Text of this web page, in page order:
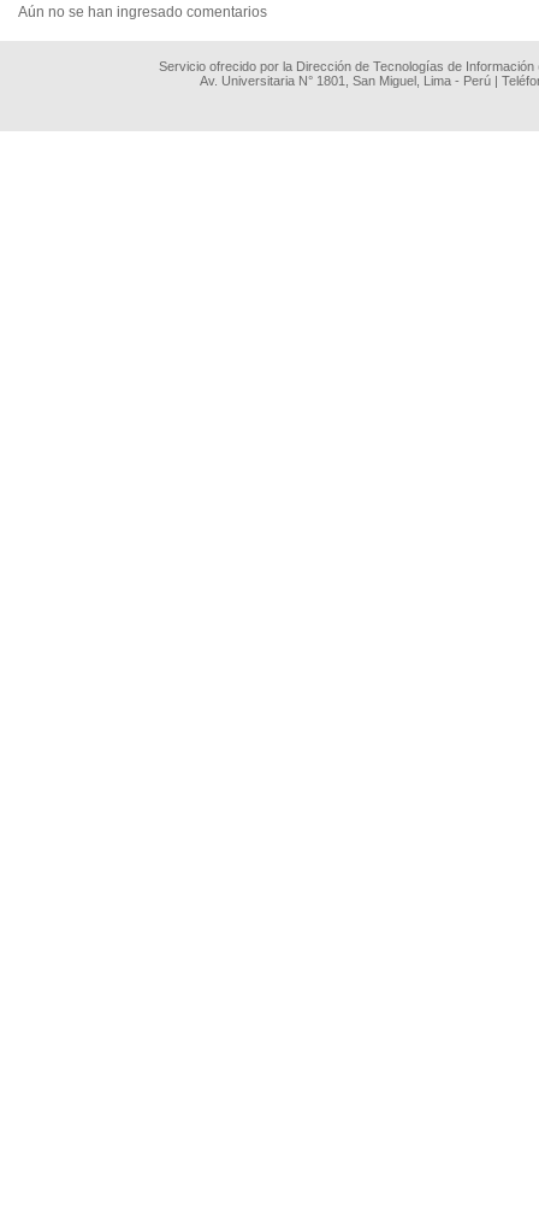
Aún no se han ingresado comentarios
Servicio ofrecido por la Dirección de Tecnologías de
Av. Universitaria N° 1801, San Miguel, Lima - Perú |